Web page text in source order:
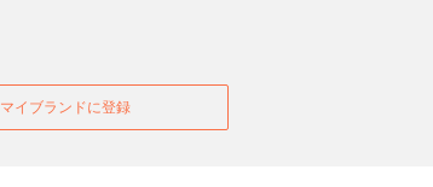
マイブランドに登録